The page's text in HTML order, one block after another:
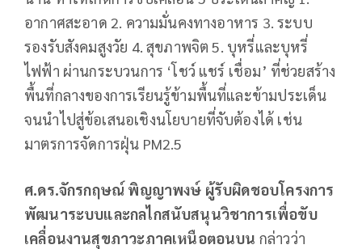
อากาศสะอาด 2. ความมั่นคงทางอาหาร 3. ระบบ
รองรับสังคมสูงวัย 4. สุขภาพจิต 5. บุหรี่และบุหรี่
ไฟฟ้า ผ่านกระบวนการ ‘โชว์ แชร์ เชื่อม’ ที่ช่วยสร้าง
พื้นที่กลางของการเรียนรู้ข้ามพื้นที่และข้ามประเด็น
จนนำไปสู่ข้อเสนอเชิงนโยบายที่จับต้องได้ เช่น
มาตรการจัดการฝุ่น PM2.5
ศ.ดร.จักรกฤษณ์ พิญญาพงษ์ ผู้รับผิดชอบโครงการ
พัฒนาระบบและกลไกสนับสนุนวิชาการเพื่อขับ
เคลื่อนงานสุขภาวะภาคเหนือตอนบน กล่าวว่า